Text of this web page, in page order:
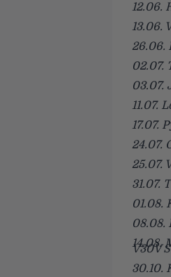
12.06.
13.06.
26.06.
02.07.
03.07.
11.07.
17.07.
24.07.
25.07.
31.07.
01.08.
08.08.
14.08.
V30V
30.10.